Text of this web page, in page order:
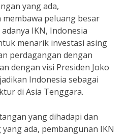
yang ada,
peluang besar
IKN, Indonesia
menarik investasi asing
perdagangan dengan
dengan visi Presiden Joko
Indonesia sebagai
di Asia Tenggara.
yang dihadapi dan
ada, pembangunan IKN